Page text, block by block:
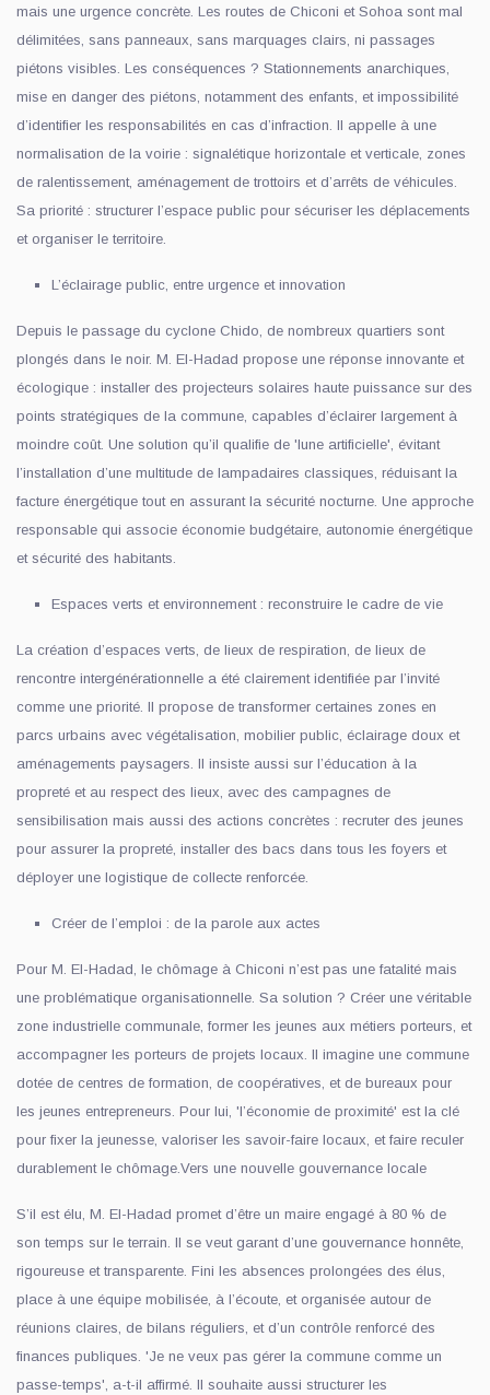
mais une urgence concrète. Les routes de Chiconi et Sohoa sont mal
délimitées, sans panneaux, sans marquages clairs, ni passages
piétons visibles. Les conséquences ? Stationnements anarchiques,
mise en danger des piétons, notamment des enfants, et impossibilité
d’identifier les responsabilités en cas d’infraction. Il appelle à une
normalisation de la voirie : signalétique horizontale et verticale, zones
de ralentissement, aménagement de trottoirs et d’arrêts de véhicules.
Sa priorité : structurer l’espace public pour sécuriser les déplacements
et organiser le territoire.
L’éclairage public, entre urgence et innovation
Depuis le passage du cyclone Chido, de nombreux quartiers sont
plongés dans le noir. M. El-Hadad propose une réponse innovante et
écologique : installer des projecteurs solaires haute puissance sur des
points stratégiques de la commune, capables d’éclairer largement à
moindre coût. Une solution qu’il qualifie de 'lune artificielle', évitant
l’installation d’une multitude de lampadaires classiques, réduisant la
facture énergétique tout en assurant la sécurité nocturne. Une approche
responsable qui associe économie budgétaire, autonomie énergétique
et sécurité des habitants.
Espaces verts et environnement : reconstruire le cadre de vie
La création d’espaces verts, de lieux de respiration, de lieux de
rencontre intergénérationnelle a été clairement identifiée par l’invité
comme une priorité. Il propose de transformer certaines zones en
parcs urbains avec végétalisation, mobilier public, éclairage doux et
aménagements paysagers. Il insiste aussi sur l’éducation à la
propreté et au respect des lieux, avec des campagnes de
sensibilisation mais aussi des actions concrètes : recruter des jeunes
pour assurer la propreté, installer des bacs dans tous les foyers et
déployer une logistique de collecte renforcée.
Créer de l’emploi : de la parole aux actes
Pour M. El-Hadad, le chômage à Chiconi n’est pas une fatalité mais
une problématique organisationnelle. Sa solution ? Créer une véritable
zone industrielle communale, former les jeunes aux métiers porteurs, et
accompagner les porteurs de projets locaux. Il imagine une commune
dotée de centres de formation, de coopératives, et de bureaux pour
les jeunes entrepreneurs. Pour lui, 'l’économie de proximité' est la clé
pour fixer la jeunesse, valoriser les savoir-faire locaux, et faire reculer
durablement le chômage.Vers une nouvelle gouvernance locale
S’il est élu, M. El-Hadad promet d’être un maire engagé à 80 % de
son temps sur le terrain. Il se veut garant d’une gouvernance honnête,
rigoureuse et transparente. Fini les absences prolongées des élus,
place à une équipe mobilisée, à l’écoute, et organisée autour de
réunions claires, de bilans réguliers, et d’un contrôle renforcé des
finances publiques. 'Je ne veux pas gérer la commune comme un
passe-temps', a-t-il affirmé. Il souhaite aussi structurer les